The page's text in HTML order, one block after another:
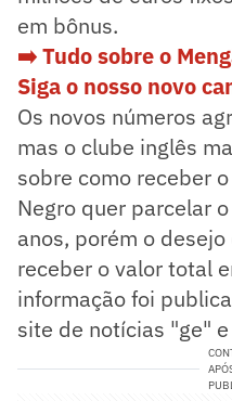
em bônus.
➡️ Tudo sobre o
Siga o nosso novo
Os novos números
mas o clube inglês
sobre como receber
Negro quer parcelar
anos, porém o
receber o valor total
informação foi
site de notícias "ge"